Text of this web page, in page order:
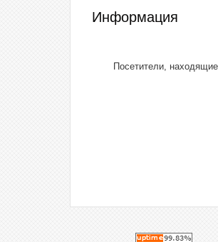
Информация
Посетители,